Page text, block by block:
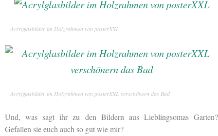
Acrylglasbilder im Holzrahmen von posterXXL
Acrylglasbilder im Holzrahmen von posterXXL verschönern das Bad
Und, was sagt ihr zu den Bildern aus Lieblingsomas Garten?
Gefallen sie euch auch so gut wie mir?